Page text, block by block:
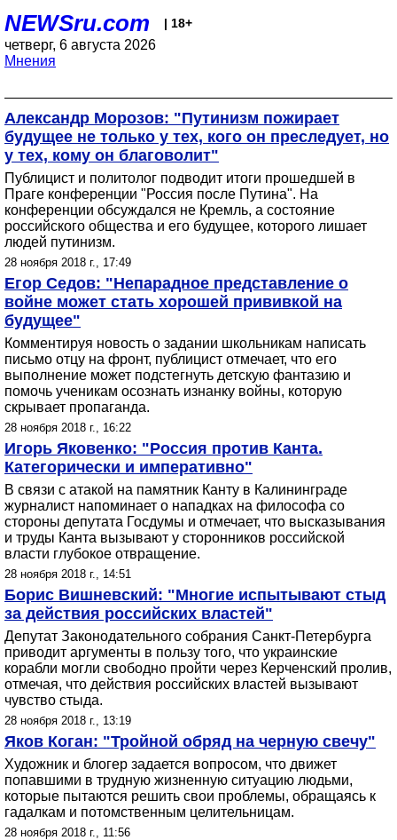
NEWSru.com | 18+
четверг, 6 августа 2026
Мнения
Александр Морозов: "Путинизм пожирает
будущее не только у тех, кого он преследует, но
у тех, кому он благоволит"
Публицист и политолог подводит итоги прошедшей в
Праге конференции "Россия после Путина". На
конференции обсуждался не Кремль, а состояние
российского общества и его будущее, которого лишает
людей путинизм.
28 ноября 2018 г., 17:49
Егор Седов: "Непарадное представление о
войне может стать хорошей прививкой на
будущее"
Комментируя новость о задании школьникам написать
письмо отцу на фронт, публицист отмечает, что его
выполнение может подстегнуть детскую фантазию и
помочь ученикам осознать изнанку войны, которую
скрывает пропаганда.
28 ноября 2018 г., 16:22
Игорь Яковенко: "Россия против Канта.
Категорически и императивно"
В связи с атакой на памятник Канту в Калининграде
журналист напоминает о нападках на философа со
стороны депутата Госдумы и отмечает, что высказывания
и труды Канта вызывают у сторонников российской
власти глубокое отвращение.
28 ноября 2018 г., 14:51
Борис Вишневский: "Многие испытывают стыд
за действия российских властей"
Депутат Законодательного собрания Санкт-Петербурга
приводит аргументы в пользу того, что украинские
корабли могли свободно пройти через Керченский пролив,
отмечая, что действия российских властей вызывают
чувство стыда.
28 ноября 2018 г., 13:19
Яков Коган: "Тройной обряд на черную свечу"
Художник и блогер задается вопросом, что движет
попавшими в трудную жизненную ситуацию людьми,
которые пытаются решить свои проблемы, обращаясь к
гадалкам и потомственным целительницам.
28 ноября 2018 г., 11:56